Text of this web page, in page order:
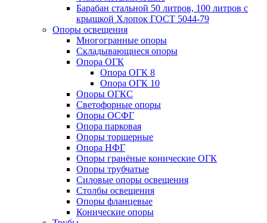
Барабан стальной 50 литров, 100 литров с
крышкой Хлопок ГОСТ 5044-79
Опоры освещения
Многогранные опоры
Складывающиеся опоры
Опора ОГК
Опора ОГК 8
Опора ОГК 10
Опоры ОГКС
Светофорные опоры
Опоры ОСФГ
Опора парковая
Опоры торшерные
Опора НФГ
Опоры гранёные конические ОГК
Опоры трубчатые
Силовые опоры освещения
Столбы освещения
Опоры фланцевые
Конические опоры